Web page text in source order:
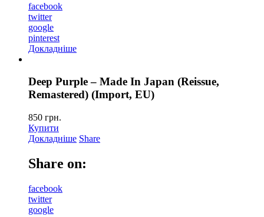
facebook
twitter
google
pinterest
Докладніше
Deep Purple – Made In Japan (Reissue,
Remastered) (Import, EU)
850 грн.
Купити
Докладніше Share
Share on:
facebook
twitter
google